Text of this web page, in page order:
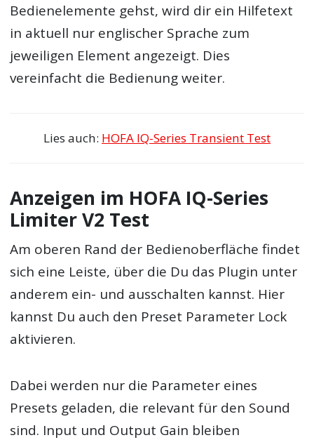
Bedienelemente gehst, wird dir ein Hilfetext
in aktuell nur englischer Sprache zum
jeweiligen Element angezeigt. Dies
vereinfacht die Bedienung weiter.
Lies auch: HOFA IQ-Series Transient Test
Anzeigen im HOFA IQ-Series
Limiter V2 Test
Am oberen Rand der Bedienoberfläche findet
sich eine Leiste, über die Du das Plugin unter
anderem ein- und ausschalten kannst. Hier
kannst Du auch den Preset Parameter Lock
aktivieren.
Dabei werden nur die Parameter eines
Presets geladen, die relevant für den Sound
sind. Input und Output Gain bleiben